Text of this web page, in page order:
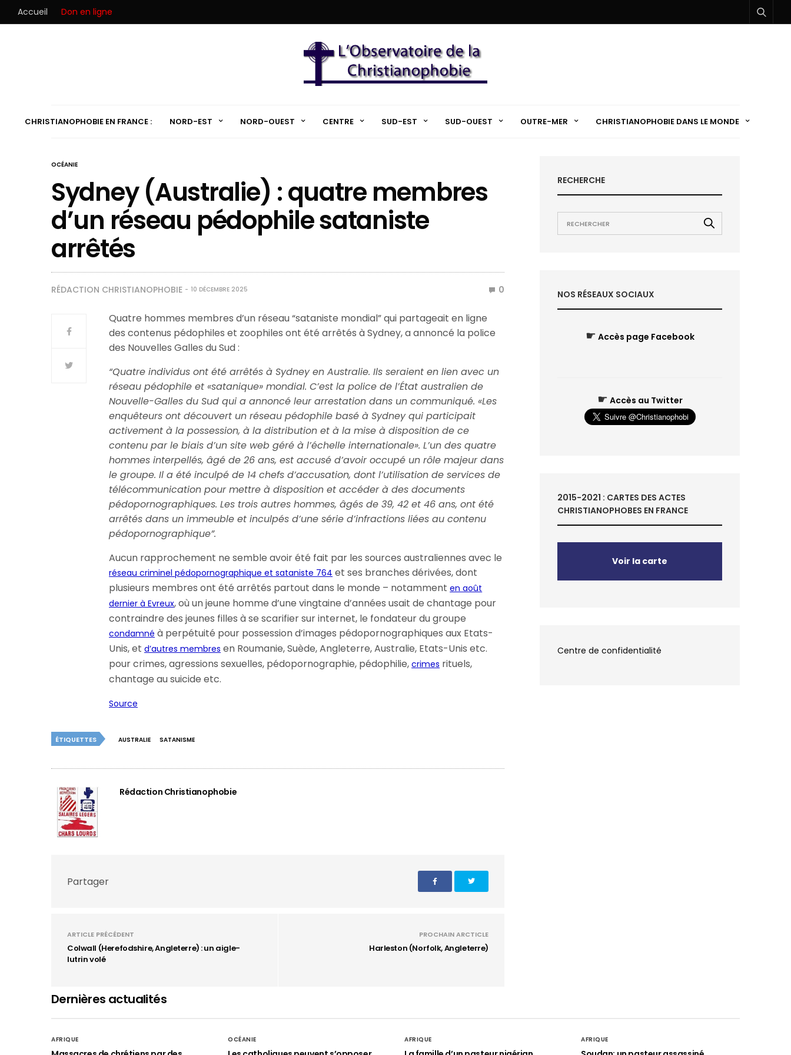
Accueil Don en ligne
CHRISTIANOPHOBIE EN FRANCE : NORD-EST NORD-OUEST CENTRE SUD-EST SUD-OUEST OUTRE-MER CHRISTIANOPHOBIE DANS LE MONDE
OCÉANIE
Sydney (Australie) : quatre membres
d’un réseau pédophile sataniste
arrêtés
RÉDACTION CHRISTIANOPHOBIE 10 DÉCEMBRE 2025 0
Quatre hommes membres d’un réseau “sataniste mondial” qui partageait en ligne
des contenus pédophiles et zoophiles ont été arrêtés à Sydney, a annoncé la police
des Nouvelles Galles du Sud :
“Quatre individus ont été arrêtés à Sydney en Australie. Ils seraient en lien avec un
réseau pédophile et «satanique» mondial. C’est la police de l’État australien de
Nouvelle-Galles du Sud qui a annoncé leur arrestation dans un communiqué. «Les
enquêteurs ont découvert un réseau pédophile basé à Sydney qui participait
activement à la possession, à la distribution et à la mise à disposition de ce
contenu par le biais d’un site web géré à l’échelle internationale». L’un des quatre
hommes interpellés, âgé de 26 ans, est accusé d’avoir occupé un rôle majeur dans
le groupe. Il a été inculpé de 14 chefs d’accusation, dont l’utilisation de services de
télécommunication pour mettre à disposition et accéder à des documents
pédopornographiques. Les trois autres hommes, âgés de 39, 42 et 46 ans, ont été
arrêtés dans un immeuble et inculpés d’une série d’infractions liées au contenu
pédopornographique”.
Aucun rapprochement ne semble avoir été fait par les sources australiennes avec le
réseau criminel pédopornographique et sataniste 764 et ses branches dérivées, dont
plusieurs membres ont été arrêtés partout dans le monde – notammenten août
dernier à Evreux, où un jeune homme d’une vingtaine d’années usait de chantage pour
contraindre des jeunes filles à se scarifier sur internet, le fondateur du groupe
condamné à perpétuité pour possession d’images pédopornographiques aux Etats-
Unis, etd’autres membres en Roumanie, Suède, Angleterre, Australie, Etats-Unis etc.
pour crimes, agressions sexuelles, pédopornographie, pédophilie,crimes rituels,
chantage au suicide etc.
Source
ÉTIQUETTES AUSTRALIE SATANISME
Rédaction Christianophobie
Partager
ARTICLE PRÉCÉDENT
Colwall (Herefodshire, Angleterre) : un aigle-
lutrin volé
PROCHAIN ARCTICLE
Harleston (Norfolk, Angleterre)
RECHERCHE
NOS RÉSEAUX SOCIAUX
☛ Accès page Facebook
☛ Accès au Twitter
2015-2021 : CARTES DES ACTES
CHRISTIANOPHOBES EN FRANCE
Voir la carte
Centre de confidentialité
Dernières actualités
AFRIQUE OCÉANIE AFRIQUE AFRIQUE